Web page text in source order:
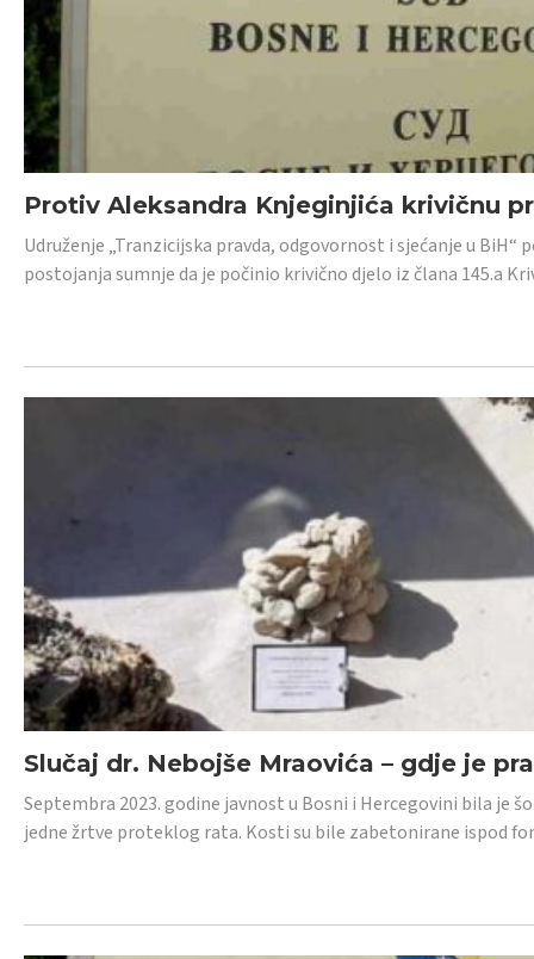
Protiv Aleksandra Knjeginjića krivičnu
Udruženje „Tranzicijska pravda, odgovornost i sjećanje u
postojanja sumnje da je počinio krivično djelo iz člana 145.a
Slučaj dr. Nebojše Mraovića – gdje je
Septembra 2023. godine javnost u Bosni i Hercegovini bila je
jedne žrtve proteklog rata. Kosti su bile zabetonirane ispod